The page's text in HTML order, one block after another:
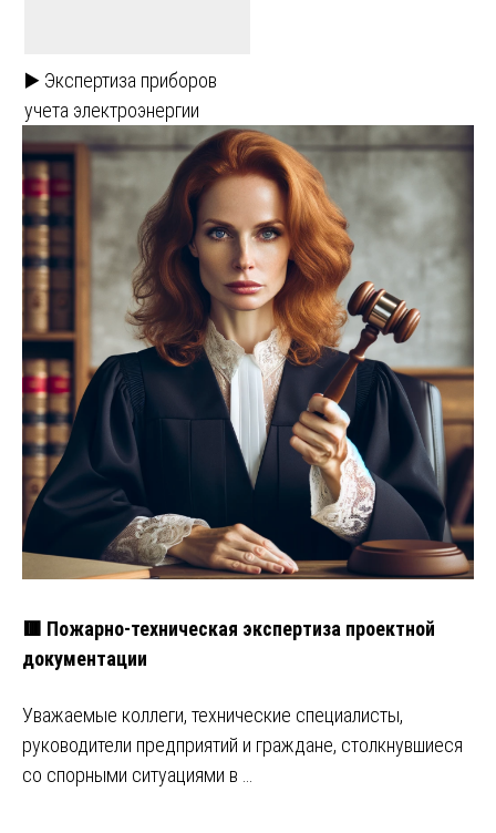
▶️ Экспертиза приборов
учета электроэнергии
🟥 Пожарно-техническая экспертиза проектной
документации
Уважаемые коллеги, технические специалисты,
руководители предприятий и граждане, столкнувшиеся
со спорными ситуациями в …